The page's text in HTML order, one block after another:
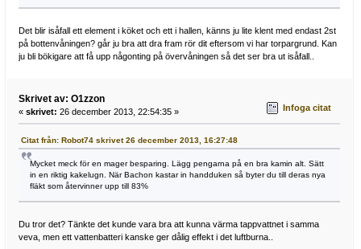
Det blir isåfall ett element i köket och ett i hallen, känns ju lite klent med endast 2st
på bottenvåningen? går ju bra att dra fram rör dit eftersom vi har torpargrund. Kan
ju bli bökigare att få upp någonting på övervåningen så det ser bra ut isåfall..
Skrivet av: O1zzon
« skrivet: 26 december 2013, 22:54:35 » Infoga citat
Citat från: Robot74 skrivet 26 december 2013, 16:27:48
Mycket meck för en mager besparing. Lägg pengarna på en bra kamin alt. Sätt
in en riktig kakelugn. När Bachon kastar in handduken så byter du till deras nya
fläkt som återvinner upp till 83%
Du tror det? Tänkte det kunde vara bra att kunna värma tappvattnet i samma
veva, men ett vattenbatteri kanske ger dålig effekt i det luftburna..